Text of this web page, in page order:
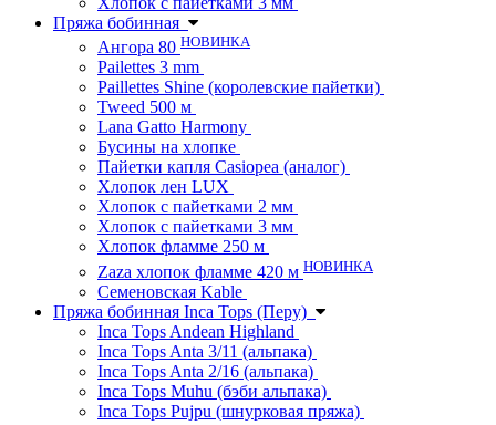
Пряжа бобинная
Ангора 80 НОВИНКА
Pailettes 3 mm
Paillettes Shine (королевские пайетки)
Tweed 500 м
Lana Gatto Harmony
Бусины на хлопке
Пайетки капля Casiopea (аналог)
Хлопок лен LUX
Хлопок с пайетками 2 мм
Хлопок с пайетками 3 мм
Хлопок фламме 250 м
Zaza хлопок фламме 420 м НОВИНКА
Семеновская Kable
Пряжа бобинная Inca Tops (Перу)
Inca Tops Andean Highland
Inca Tops Anta 3/11 (альпака)
Inca Tops Anta 2/16 (альпака)
Inca Tops Muhu (бэби альпака)
Inca Tops Pujpu (шнурковая пряжа)